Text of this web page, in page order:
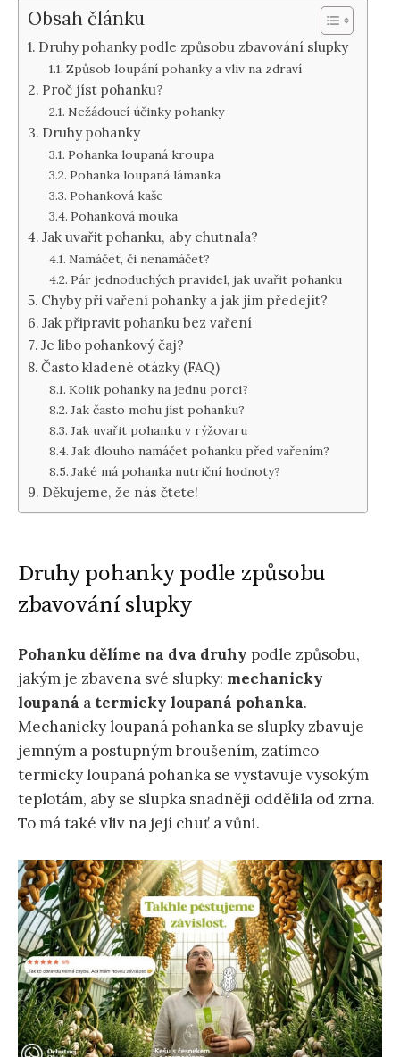
Obsah článku
Druhy pohanky podle způsobu zbavování slupky
Způsob loupání pohanky a vliv na zdraví
Proč jíst pohanku?
Nežádoucí účinky pohanky
Druhy pohanky
Pohanka loupaná kroupa
Pohanka loupaná lámanka
Pohanková kaše
Pohanková mouka
Jak uvařit pohanku, aby chutnala?
Namáčet, či nenamáčet?
Pár jednoduchých pravidel, jak uvařit pohanku
Chyby při vaření pohanky a jak jim předejít?
Jak připravit pohanku bez vaření
Je libo pohankový čaj?
Často kladené otázky (FAQ)
Kolik pohanky na jednu porci?
Jak často mohu jíst pohanku?
Jak uvařit pohanku v rýžovaru
Jak dlouho namáčet pohanku před vařením?
Jaké má pohanka nutriční hodnoty?
Děkujeme, že nás čtete!
Druhy pohanky podle způsobu
zbavování slupky
Pohanku dělíme na dva druhy podle způsobu,
jakým je zbavena své slupky: mechanicky
loupaná a termicky loupaná pohanka.
Mechanicky loupaná pohanka se slupky zbavuje
jemným a postupným broušením, zatímco
termicky loupaná pohanka se vystavuje vysokým
teplotám, aby se slupka snadněji oddělila od zrna.
To má také vliv na její chuť a vůni.